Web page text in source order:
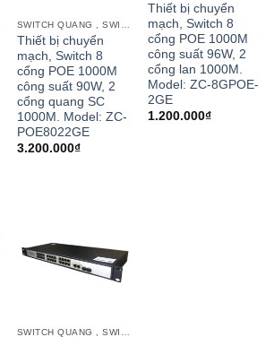
Thiết bị chuyển
mạch, Switch 8
cổng POE 1000M
công suất 90W, 2
cổng quang SC
1000M. Model: ZC-
POE8022GE
3.200.000₫
Thiết bị chuyển
mạch, Switch 8
cổng POE 1000M
công suất 96W, 2
cổng lan 1000M.
Model: ZC-8GPOE-
2GE
1.200.000₫